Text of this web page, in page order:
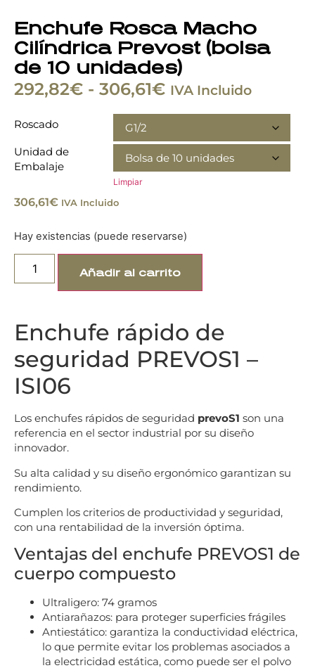
Enchufe Rosca Macho
Cilíndrica Prevost (bolsa
de 10 unidades)
292,82€ - 306,61€ IVA Incluido
Roscado
Unidad de
Embalaje
Limpiar
306,61€ IVA Incluido
Hay existencias (puede reservarse)
Añadir al carrito
Enchufe rápido de
seguridad PREVOS1 –
ISI06
Los enchufes rápidos de seguridad prevoS1 son una
referencia en el sector industrial por su diseño
innovador.
Su alta calidad y su diseño ergonómico garantizan su
rendimiento.
Cumplen los criterios de productividad y seguridad,
con una rentabilidad de la inversión óptima.
Ventajas del enchufe PREVOS1 de
cuerpo compuesto
Ultraligero: 74 gramos
Antiarañazos: para proteger superficies frágiles
Antiestático: garantiza la conductividad eléctrica,
lo que permite evitar los problemas asociados a
la electricidad estática, como puede ser el polvo